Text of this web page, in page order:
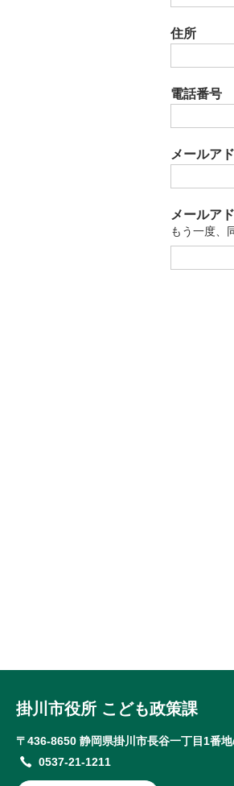
住所
電話番号
メールア
メールア
もう一度、
掛川市役所 こども政策課
〒436-8650 静岡県掛川市長谷一丁目1番
0537-21-1211